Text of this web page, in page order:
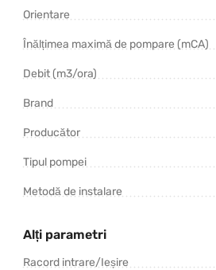
Orientare
Înălțimea maximă de pompare (mCA)
Debit (m3/ora)
Brand
Producător
Tipul pompei
Metodă de instalare
Alți parametri
Racord intrare/Ieșire